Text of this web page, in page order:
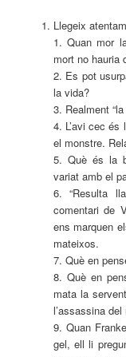
Llegeix
1. Quan mor
mort no hauria
2. Es pot
la vida?
3. Realment
4. L’avi cec és
el monstre.
5. Què és la
variat amb el
6. “Resulta
comentari de
ens marquen
mateixos.
7. Què en
8. Què en
mata la
l’assassina
9. Quan
gel, ell li